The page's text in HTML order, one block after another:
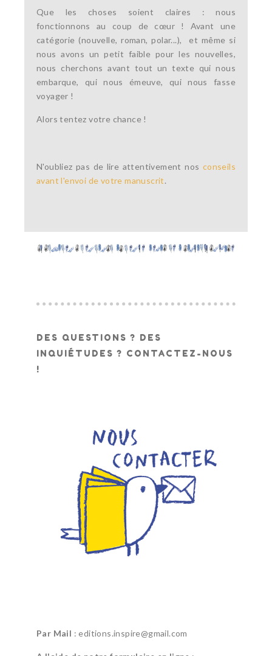
Que les choses soient claires : nous
fonctionnons au coup de cœur ! Avant une
catégorie (nouvelle, roman, polar...), et même si
nous avons un petit faible pour les nouvelles,
nous cherchons avant tout un texte qui nous
embarque, qui nous émeuve, qui nous fasse
voyager !
Alors tentez votre chance !
N'oubliez pas de lire attentivement nos conseils
avant l'envoi de votre manuscrit.
DES QUESTIONS ? DES
INQUIÉTUDES ? CONTACTEZ-NOUS
!
Par Mail : editions.inspire@gmail.com